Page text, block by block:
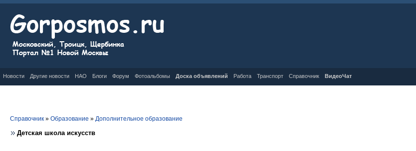
Новости Другие новости НАО Блоги Форум Фотоальбомы Доска объявлений Работа Транспорт Справочник ВидеоЧат
Справочник » Образование » Дополнительное образование
Детская школа искусств